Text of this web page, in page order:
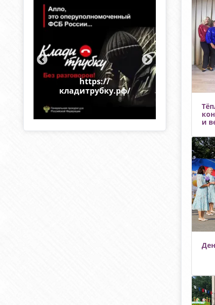
https://
кладитрубку.рф/
и